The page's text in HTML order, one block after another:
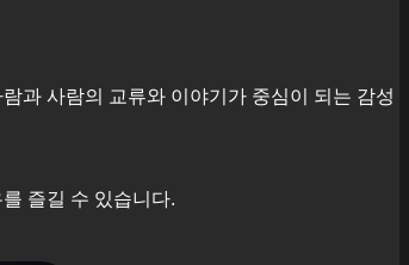
과 사람의 교류와 이야기가 중심이 되는 감성
즐길 수 있습니다.